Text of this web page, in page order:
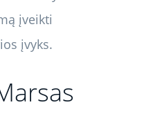
įveikti
įvyks.